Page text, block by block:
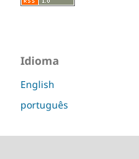
Idioma
English
português